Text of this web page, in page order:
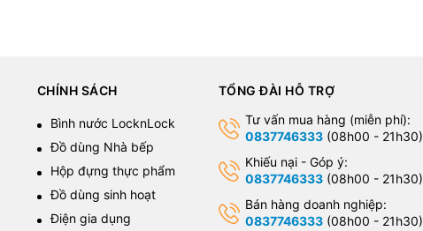
CHÍNH SÁCH
Bình nước LocknLock
Đồ dùng Nhà bếp
Hộp đựng thực phẩm
Đồ dùng sinh hoạt
Điện gia dụng
TỔNG ĐÀI HỖ TRỢ
Tư vấn mua hàng (miễn phí):
0837746333(08h00 - 21h30)
Khiếu nại - Góp ý:
0837746333(08h00 - 21h30)
Bán hàng doanh nghiệp:
0837746333(08h00 - 21h30)